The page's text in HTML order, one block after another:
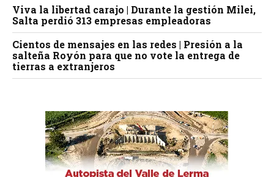
Viva la libertad carajo | Durante la gestión Milei,
Salta perdió 313 empresas empleadoras
Cientos de mensajes en las redes | Presión a la
salteña Royón para que no vote la entrega de
tierras a extranjeros